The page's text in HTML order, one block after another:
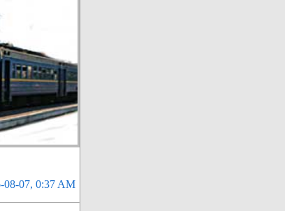
08-07, 0:37 AM